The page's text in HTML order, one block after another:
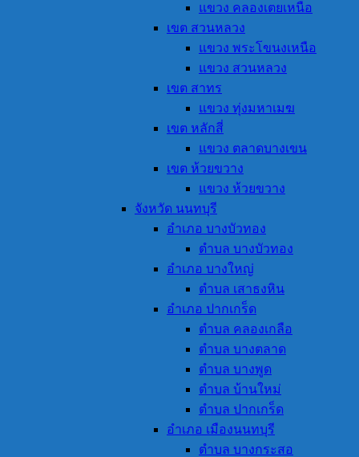
แขวง คลองเตยเหนือ
เขต สวนหลวง
แขวง พระโขนงเหนือ
แขวง สวนหลวง
เขต สาทร
แขวง ทุ่งมหาเมฆ
เขต หลักสี่
แขวง ตลาดบางเขน
เขต ห้วยขวาง
แขวง ห้วยขวาง
จังหวัด นนทบุรี
อำเภอ บางบัวทอง
ตำบล บางบัวทอง
อำเภอ บางใหญ่
ตำบล เสาธงหิน
อำเภอ ปากเกร็ด
ตำบล คลองเกลือ
ตำบล บางตลาด
ตำบล บางพูด
ตำบล บ้านใหม่
ตำบล ปากเกร็ด
อำเภอ เมืองนนทบุรี
ตำบล บางกระสอ